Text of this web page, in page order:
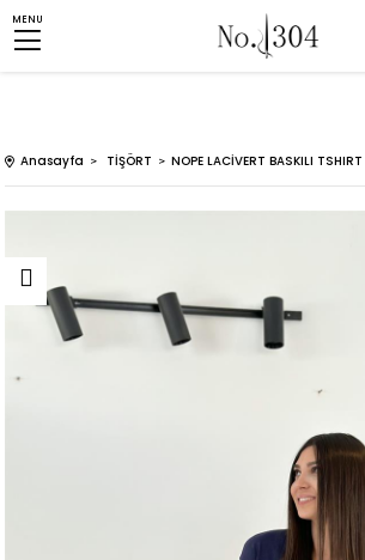
MENU
Anasayfa TİŞÖRT NOPE LACİVERT BASKILI TSHIRT